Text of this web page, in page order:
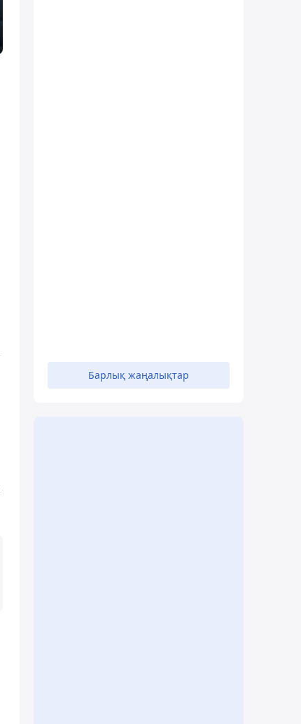
Барлық жаңалықтар